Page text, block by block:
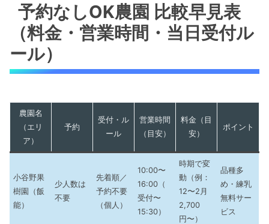
予約なしOK農園 比較早見表
（料金・営業時間・当日受付ル
ール）
農園名
（エリ
ア）
予約
受付・ル
ール
営業時間
（目安）
料金（目
安）
ポイント
小谷野果
樹園（飯
能）
少人数は
不要
先着順／
予約不要
（個人）
10:00〜
16:00（
受付〜
15:30）
時期で変
動（例：
12〜2月
2,700
円〜）
品種多
め・練乳
無料サー
ビス